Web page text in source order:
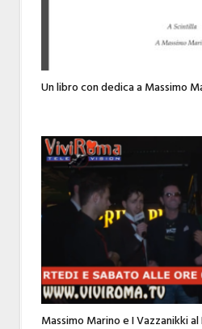
Un libro con dedica a Massimo
Massimo Marino e I Vazzanikki